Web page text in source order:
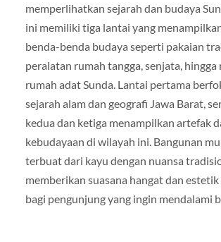
memperlihatkan sejarah dan budaya
ini memiliki tiga lantai yang
benda-benda budaya seperti pakaian
peralatan rumah tangga, senjata,
rumah adat Sunda. Lantai pertama
sejarah alam dan geografi Jawa Barat,
kedua dan ketiga menampilkan artefak
kebudayaan di wilayah ini. Bangunan
terbuat dari kayu dengan nuansa
memberikan suasana hangat dan estetik
bagi pengunjung yang ingin mendalami